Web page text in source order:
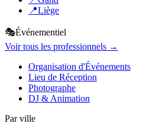
📍Liège
🎭Événementiel
Voir tous les professionnels →
Organisation d'Événements
Lieu de Réception
Photographe
DJ & Animation
Par ville